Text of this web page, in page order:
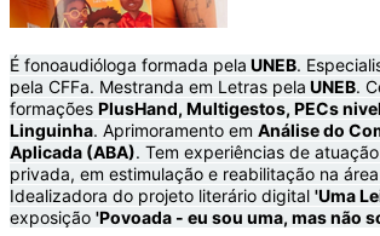
É fonoaudióloga formada pela UNEB.
pela CFFa. Mestranda em Letras pela UNEB.
formações PlusHand, Multigestos, PECs
Linguinha. Aprimoramento em Análise do
Aplicada (ABA). Tem experiências de
privada, em estimulação e reabilitação na
Idealizadora do projeto literário digital 'Uma
exposição 'Povoada - eu sou uma, mas não